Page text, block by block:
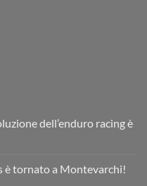
dell’enduro racing è
è tornato a Montevarchi!